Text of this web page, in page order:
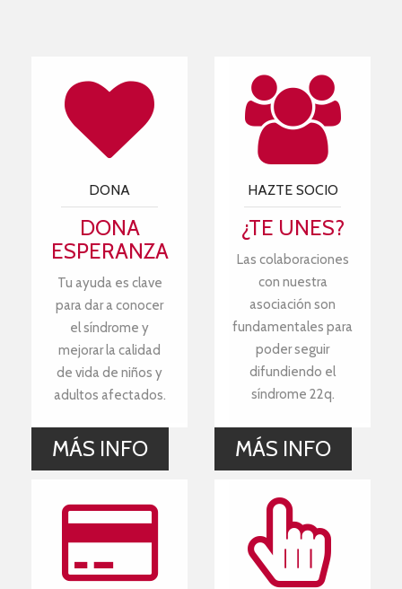
DONA
DONA
ESPERANZA
Tu ayuda es clave
para dar a conocer
el síndrome y
mejorar la calidad
de vida de niños y
adultos afectados.
MÁS INFO
HAZTE SOCIO
¿TE UNES?
Las colaboraciones
con nuestra
asociación son
fundamentales para
poder seguir
difundiendo el
síndrome 22q.
MÁS INFO